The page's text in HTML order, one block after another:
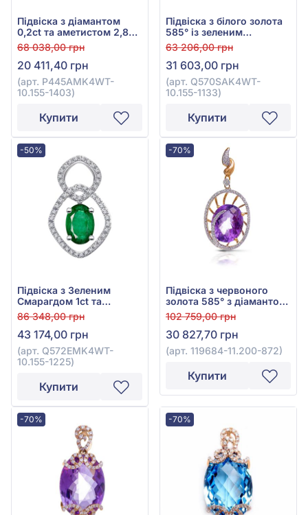
Підвіска з діамантом
0,2ct та аметистом 2,8ct
із білого золота 585°, арт.
P445AMK4WT-10.155-
1403
68 038,00 грн
20 411,40 грн
(арт. P445AMK4WT-
10.155-1403)
Купити
Підвіска з білого золота
585° із зеленим
смарагдом 0,72ct та
діамантами 0,1ct, арт.
Q570SAK4WT-10.155-
1133
63 206,00 грн
31 603,00 грн
(арт. Q570SAK4WT-
10.155-1133)
Купити
-50%
Підвіска з Зеленим
Смарагдом 1ct та
Діамантами 0,14ct із
білого золота 585°, арт.
Q572EMK4WT-10.155-
1225
86 348,00 грн
43 174,00 грн
(арт. Q572EMK4WT-
10.155-1225)
Купити
-70%
Підвіска з червоного
золота 585° з діамантом
0,24ct та аметистом
4,87ct, арт. 119684-
11.200-872
102 759,00 грн
30 827,70 грн
(арт. 119684-11.200-872)
Купити
-70% -70%